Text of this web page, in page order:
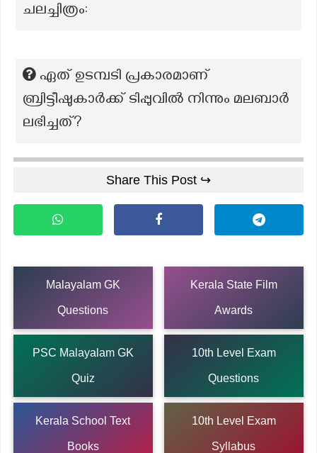
ചലച്ചിത്രം:
ഏത് ഉടമ്പടി പ്രകാരമാണ്
ബ്രിട്ടീഷുകാർക്ക് ടിപ്പുവിൽ നിന്നും മലബാർ
ലഭിച്ചത്?
Share This Post ↪
Malayalam GK
Questions
Kerala State Film
Awards
PSC Malayalam GK
Quiz
10th Level Exam
Questions
Kerala School Text
Books
10th Level Exam
Syllabus